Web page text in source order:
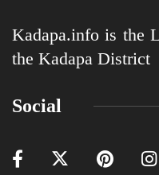
Kadapa.info is the
the Kadapa District
Social